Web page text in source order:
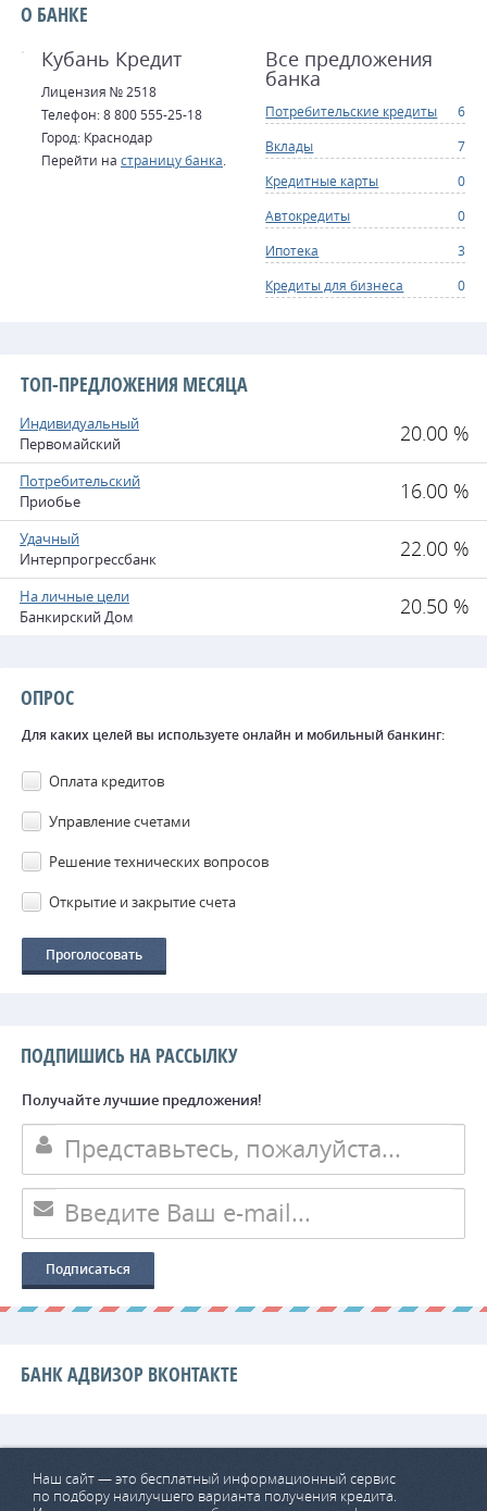
О БАНКЕ
Кубань Кредит
Лицензия № 2518
Телефон: 8 800 555-25-18
Город: Краснодар
Перейти на страницу банка
Все предложения
банка
Потребительские кредиты
6
Вклады
7
Кредитные карты
0
Автокредиты
0
Ипотека
3
Кредиты для бизнеса
0
ТОП-ПРЕДЛОЖЕНИЯ МЕСЯЦА
Индивидуальный
Первомайский
20.00 %
Потребительский
Приобье
16.00 %
Удачный
Интерпрогрессбанк
22.00 %
На личные цели
Банкирский Дом
20.50 %
ОПРОС
Для каких целей вы используете онлайн и мобильный банкинг:
Оплата кредитов
Управление счетами
Решение технических вопросов
Открытие и закрытие счета
ПОДПИШИСЬ НА РАССЫЛКУ
Получайте лучшие предложения!
БАНК АДВИЗОР ВКОНТАКТЕ
Наш сайт — это бесплатный информационный сервис
по подбору наилучшего варианта получения кредита.